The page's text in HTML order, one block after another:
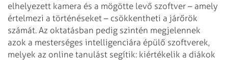
elhelyezett kamera és a mögötte levő szoftver – amely
értelmezi a történéseket – csökkentheti a járőrök
számát. Az oktatásban pedig szintén megjelennek
azok a mesterséges intelligenciára épülő szoftverek,
melyek az online tanulást segítik: kiértékelik a diákok